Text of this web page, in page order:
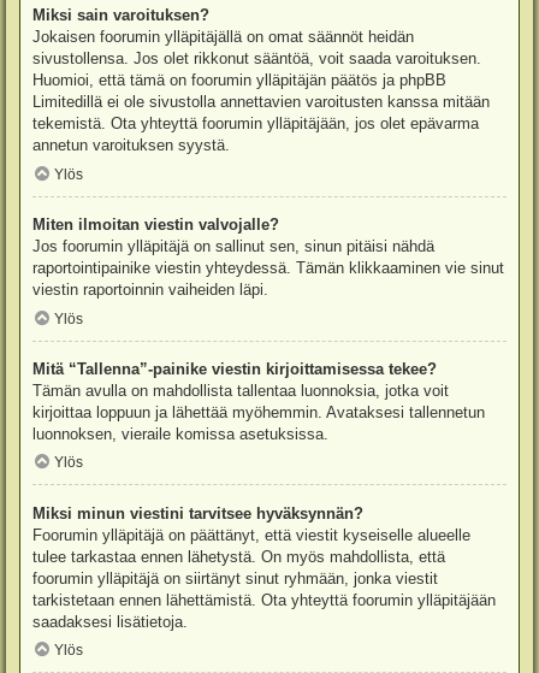
Miksi sain varoituksen?
Jokaisen foorumin ylläpitäjällä on omat säännöt heidän
sivustollensa. Jos olet rikkonut sääntöä, voit saada varoituksen.
Huomioi, että tämä on foorumin ylläpitäjän päätös ja phpBB
Limitedillä ei ole sivustolla annettavien varoitusten kanssa mitään
tekemistä. Ota yhteyttä foorumin ylläpitäjään, jos olet epävarma
annetun varoituksen syystä.
Ylös
Miten ilmoitan viestin valvojalle?
Jos foorumin ylläpitäjä on sallinut sen, sinun pitäisi nähdä
raportointipainike viestin yhteydessä. Tämän klikkaaminen vie sinut
viestin raportoinnin vaiheiden läpi.
Ylös
Mitä “Tallenna”-painike viestin kirjoittamisessa tekee?
Tämän avulla on mahdollista tallentaa luonnoksia, jotka voit
kirjoittaa loppuun ja lähettää myöhemmin. Avataksesi tallennetun
luonnoksen, vieraile komissa asetuksissa.
Ylös
Miksi minun viestini tarvitsee hyväksynnän?
Foorumin ylläpitäjä on päättänyt, että viestit kyseiselle alueelle
tulee tarkastaa ennen lähetystä. On myös mahdollista, että
foorumin ylläpitäjä on siirtänyt sinut ryhmään, jonka viestit
tarkistetaan ennen lähettämistä. Ota yhteyttä foorumin ylläpitäjään
saadaksesi lisätietoja.
Ylös